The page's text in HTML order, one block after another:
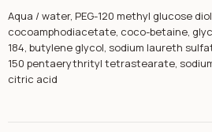
Aqua / water, PEG-120 methyl glucose
cocoamphodiacetate, coco-betaine,
184, butylene glycol, sodium laureth
150 pentaerythrityl tetrastearate,
citric acid